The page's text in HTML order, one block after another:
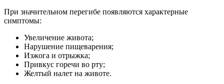
При значительном перегибе появляются характерные
симптомы:
Увеличение живота;
Нарушение пищеварения;
Изжога и отрыжка;
Привкус горечи во рту;
Желтый налет на животе.